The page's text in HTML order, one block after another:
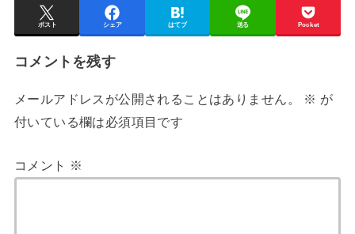
ポスト シェア はてブ 送る Pocket
コメントを残す
メールアドレスが公開されることはありません。 ※ が
付いている欄は必須項目です
コメント ※